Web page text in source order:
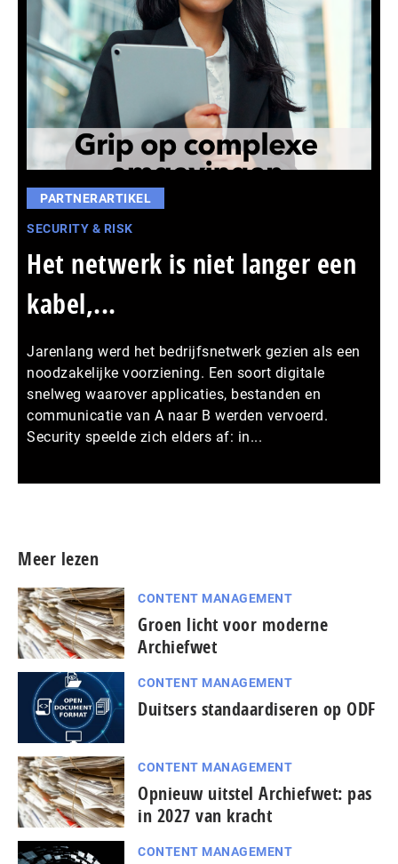
PARTNERARTIKEL
SECURITY & RISK
Het netwerk is niet langer een
kabel,...
Jarenlang werd het bedrijfsnetwerk gezien als een
noodzakelijke voorziening. Een soort digitale
snelweg waarover applicaties, bestanden en
communicatie van A naar B werden vervoerd.
Security speelde zich elders af: in...
Meer lezen
CONTENT MANAGEMENT
Groen licht voor moderne
Archiefwet
CONTENT MANAGEMENT
Duitsers standaardiseren op ODF
CONTENT MANAGEMENT
Opnieuw uitstel Archiefwet: pas
in 2027 van kracht
CONTENT MANAGEMENT